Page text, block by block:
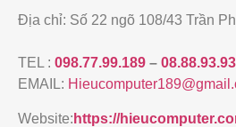
Địa chỉ: Số 22 ngõ 108/43 Trần
TEL : 098.77.99.189 –
EMAIL:
Website: https://